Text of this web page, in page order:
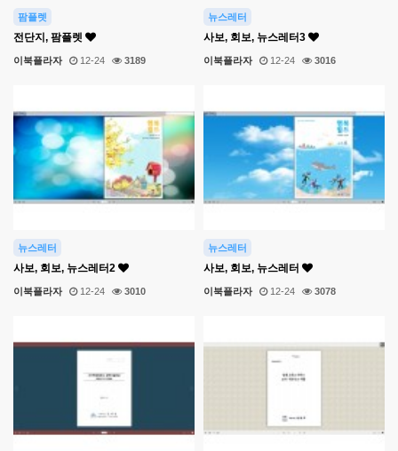
팜플렛
전단지, 팜플렛
이북플라자 12-24 3189
뉴스레터
사보, 회보, 뉴스레터3
이북플라자 12-24 3016
뉴스레터
사보, 회보, 뉴스레터2
이북플라자 12-24 3010
뉴스레터
사보, 회보, 뉴스레터
이북플라자 12-24 3078